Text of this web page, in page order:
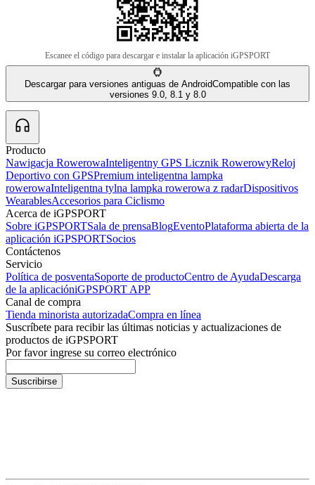
Escanee el código para descargar e instalar la aplicación iGPSPORT
Descargar para versiones antiguas de AndroidCompatible con las
versiones 9.0, 8.1 y 8.0
Producto
Nawigacja RowerowaInteligentny GPS Licznik RowerowyReloj
Deportivo con GPSPremium inteligentna lampka
rowerowaInteligentna tylna lampka rowerowa z radarDispositivos
WearablesAccesorios para Ciclismo
Acerca de iGPSPORT
Sobre iGPSPORTSala de prensaBlogEventoPlataforma abierta de la
aplicación iGPSPORTSocios
Contáctenos
Servicio
Política de posventaSoporte de productoCentro de AyudaDescarga
de la aplicacióniGPSPORT APP
Canal de compra
Tienda minorista autorizadaCompra en línea
Suscríbete para recibir las últimas noticias y actualizaciones de
productos de iGPSPORT
Por favor ingrese su correo electrónico
Suscribirse